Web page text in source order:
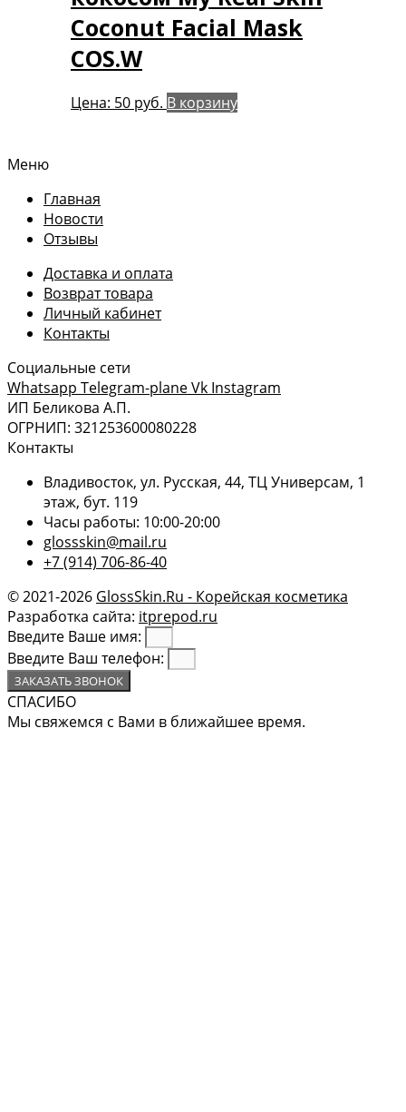
Coconut Facial Mask
COS.W
Цена: 50 руб. В корзину
Меню
Главная
Новости
Отзывы
Доставка и оплата
Возврат товара
Личный кабинет
Контакты
Социальные сети
Whatsapp Telegram-planeVk Instagram
ИП Беликова А.П.
ОГРНИП: 321253600080228
Контакты
Владивосток, ул. Русская, 44, ТЦ Универсам, 1
этаж, бут. 119
Часы работы: 10:00-20:00
glossskin@mail.ru
+7 (914) 706-86-40
© 2021-2026 GlossSkin.Ru - Корейская косметика
Разработка сайта: itprepod.ru
Введите Ваше имя:
Введите Ваш телефон:
ЗАКАЗАТЬ ЗВОНОК
СПАСИБО
Мы свяжемся с Вами в ближайшее время.